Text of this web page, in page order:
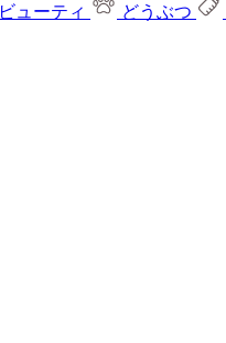
ビューティ どうぶつ